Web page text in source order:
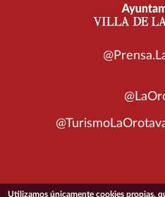
Utilizamos únicamente cookies propias,